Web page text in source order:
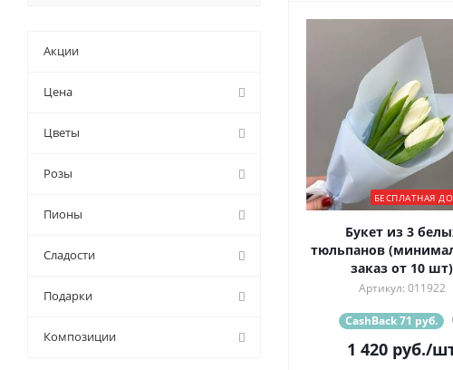
БЕСПЛАТНАЯ
Букет из 3
тюльпанов
заказ от 10 шт)
Артикул: 011922
CashBack 71 руб.
1 420 руб./
Акции
Цена
Цветы
Розы
Пионы
Сладости
Подарки
Композиции